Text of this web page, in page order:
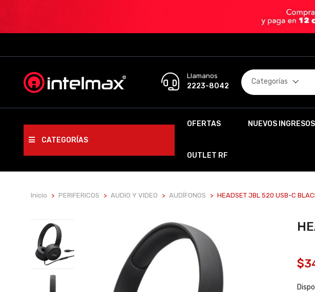
Llamanos
2223-8042
Categorías
CATEGORÍAS
OFERTAS NUEVOS INGRESOS
OUTLET RF
Inicio PERIFERICOS AUDIO Y VIDEO AUDÍFONOS HEADSET JBL 520 USB-C